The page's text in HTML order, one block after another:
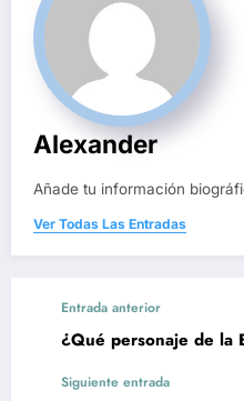
Alexander
Añade tu información
Ver Todas Las Entradas
Entrada anterior
¿Qué personaje de la
Siguiente entrada